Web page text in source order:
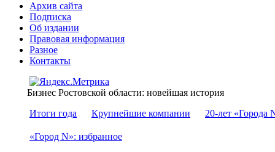
Архив сайта
Подписка
Об издании
Правовая информация
Разное
Контакты
Бизнес Ростовской области: новейшая история
Итоги года
Крупнейшие компании 20-лет «Города
«Город N»: избранное